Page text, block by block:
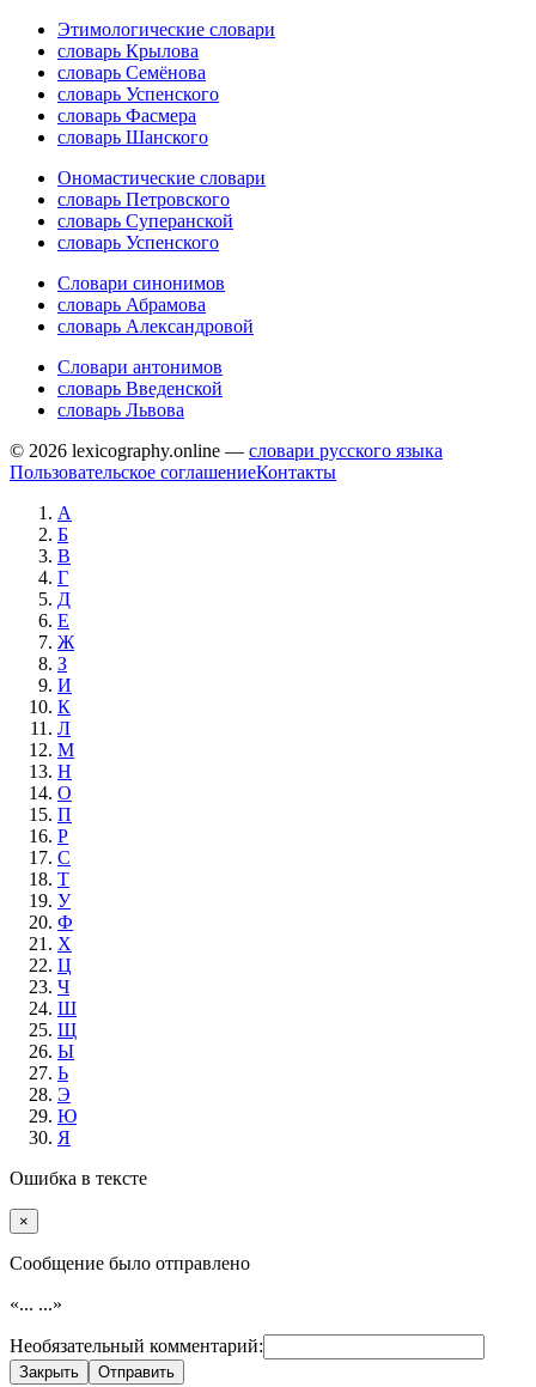
Этимологические словари
словарь Крылова
словарь Семёнова
словарь Успенского
словарь Фасмера
словарь Шанского
Ономастические словари
словарь Петровского
словарь Суперанской
словарь Успенского
Словари синонимов
словарь Абрамова
словарь Александровой
Словари антонимов
словарь Введенской
словарь Львова
© 2026 lexicography.online — словари русского языка
Пользовательское соглашениеКонтакты
А
Б
В
Г
Д
Е
Ж
З
И
К
Л
М
Н
О
П
Р
С
Т
У
Ф
Х
Ц
Ч
Ш
Щ
Ы
Ь
Э
Ю
Я
Ошибка в тексте
×
Cообщение было отправлено
«... ...»
Необязательный комментарий:
Закрыть Отправить